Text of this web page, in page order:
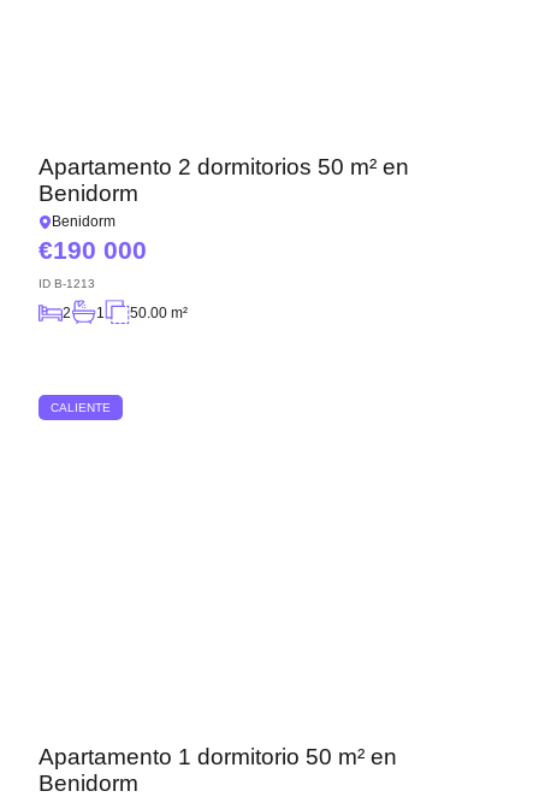
Apartamento 2 dormitorios 50 m² en
Benidorm
Benidorm
190 000
ID B-1213
2 1 50.00 m²
CALIENTE
Apartamento 1 dormitorio 50 m² en
Benidorm